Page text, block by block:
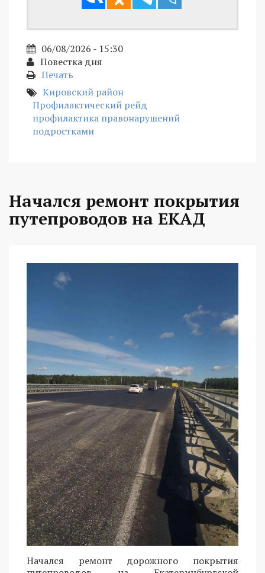
06/08/2026 - 15:30
Повестка дня
Печать
Кировский район
Профилактический рейд
профилактика правонарушений
подростками
Начался ремонт покрытия
путепроводов на ЕКАД
Начался ремонт дорожного покрытия